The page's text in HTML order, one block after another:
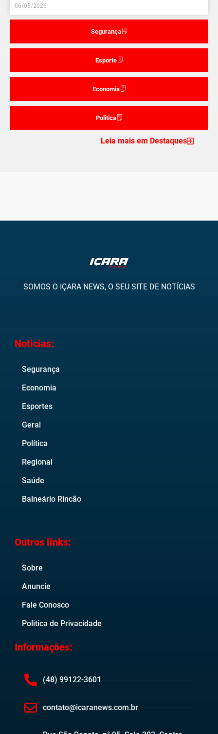
Segurança
Esporte
Economia
Politica
06/08/2026
Leia mais em Destaques
SOMOS O IÇARA NEWS, O SEU SITE DE NOTÍCIAS
Noticias:
Segurança
Economia
Esportes
Geral
Política
Regional
Saúde
Balneário Rincão
Outros links:
Sobre
Anuncie
Fale Conosco
Politica de Privacidade
Informações:
(48) 99122-3601
contato@icaranews.com.br